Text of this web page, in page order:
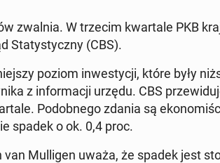
zwalnia. W trzecim kwar­ta­le PKB
Sta­ty­stycz­ny (CBS).
poziom in­we­sty­cji, które były
z in­for­ma­cji urzędu. CBS
Po­dob­ne­go zdania są
spadek o ok. 0,4 proc.
van Mul­li­gen uważa, że spadek jest